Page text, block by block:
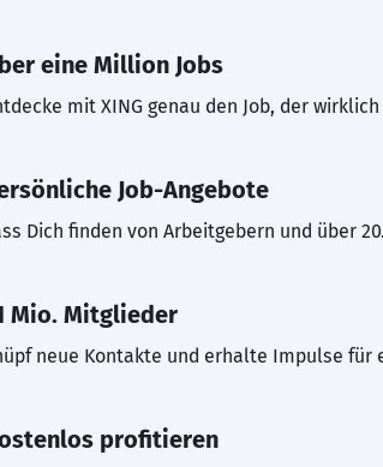
eine Million Jobs
mit XING genau den Job, der
Job-Angebote
Dich finden von Arbeitgebern und über
Mio. Mitglieder
neue Kontakte und erhalte Impulse für
profitieren